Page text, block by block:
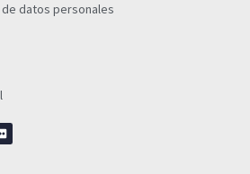
datos personales